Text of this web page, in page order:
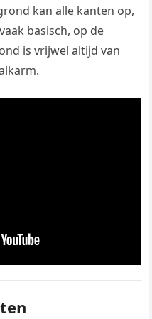
kan alle kanten op,
basisch, op de
is vrijwel altijd van